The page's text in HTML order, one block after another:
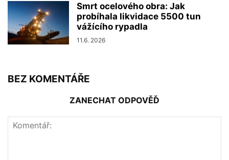
Smrt ocelového obra: Jak
probíhala likvidace 5500 tun
vážícího rypadla
11.6. 2026
BEZ KOMENTÁŘE
ZANECHAT ODPOVĚĎ